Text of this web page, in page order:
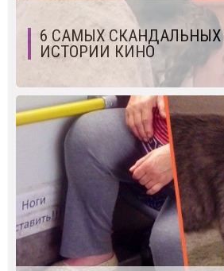
6 САМЫХ
ИСТОРИИ КИНО